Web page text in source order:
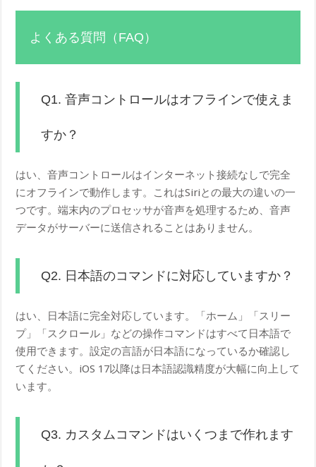
よくある質問（FAQ）
Q1. 音声コントロールはオフラインで使えま
すか？
はい、音声コントロールはインターネット接続なしで完全
にオフラインで動作します。これはSiriとの最大の違いの一
つです。端末内のプロセッサが音声を処理するため、音声
データがサーバーに送信されることはありません。
Q2. 日本語のコマンドに対応していますか？
はい、日本語に完全対応しています。「ホーム」「スリー
プ」「スクロール」などの操作コマンドはすべて日本語で
使用できます。設定の言語が日本語になっているか確認し
てください。iOS 17以降は日本語認識精度が大幅に向上して
います。
Q3. カスタムコマンドはいくつまで作れます